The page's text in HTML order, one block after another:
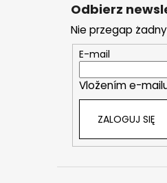
Odbierz
Nie przegap
E-mail
Vložením e-
ZALOGUJ SIĘ